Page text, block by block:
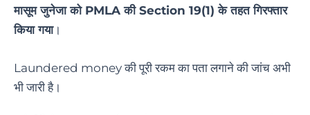
मासूम जुनेजा को PMLA की Section 19(1) के तहत गिरफ्तार
किया गया।
Laundered money की पूरी रकम का पता लगाने की जांच अभी
भी जारी है।